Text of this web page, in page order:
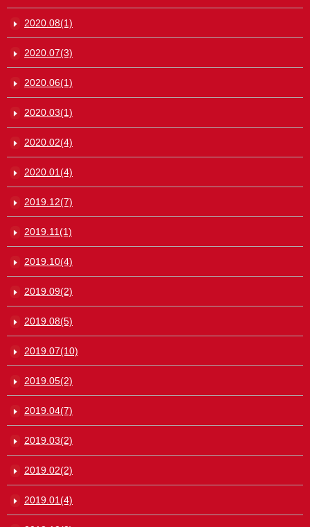
2020.08(1)
2020.07(3)
2020.06(1)
2020.03(1)
2020.02(4)
2020.01(4)
2019.12(7)
2019.11(1)
2019.10(4)
2019.09(2)
2019.08(5)
2019.07(10)
2019.05(2)
2019.04(7)
2019.03(2)
2019.02(2)
2019.01(4)